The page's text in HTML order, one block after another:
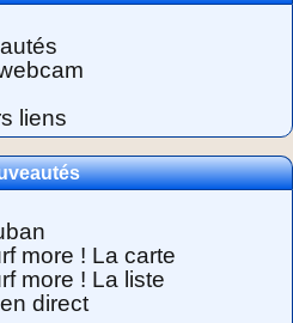
liens
more ! La carte
more ! La liste
direct